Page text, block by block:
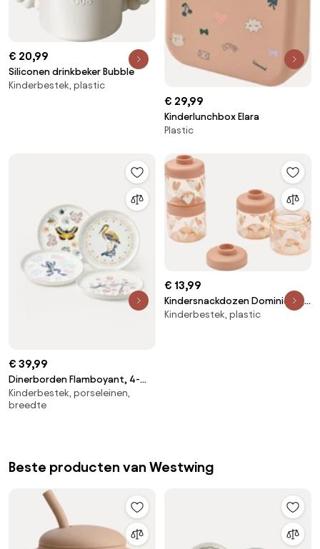
€ 20,99
Siliconen drinkbeker Bubble
Kinderbestek, plastic
€ 29,99
Kinderlunchbox Elara
Plastic
€ 39,99
Dinerborden Flamboyant, 4-
delig
Kinderbestek, porseleinen,
breedte
€ 13,99
Kindersnackdozen Dominique,
4-delig
Kinderbestek, plastic
Beste producten van Westwing